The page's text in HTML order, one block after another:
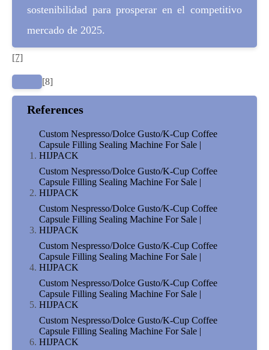
sostenibilidad para prosperar en el competitivo
mercado de 2025.
[7]
[8]
References
Custom Nespresso/Dolce Gusto/K-Cup Coffee
Capsule Filling Sealing Machine For Sale |
HIJPACK
Custom Nespresso/Dolce Gusto/K-Cup Coffee
Capsule Filling Sealing Machine For Sale |
HIJPACK
Custom Nespresso/Dolce Gusto/K-Cup Coffee
Capsule Filling Sealing Machine For Sale |
HIJPACK
Custom Nespresso/Dolce Gusto/K-Cup Coffee
Capsule Filling Sealing Machine For Sale |
HIJPACK
Custom Nespresso/Dolce Gusto/K-Cup Coffee
Capsule Filling Sealing Machine For Sale |
HIJPACK
Custom Nespresso/Dolce Gusto/K-Cup Coffee
Capsule Filling Sealing Machine For Sale |
HIJPACK